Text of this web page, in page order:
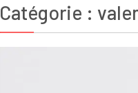
Catégorie :